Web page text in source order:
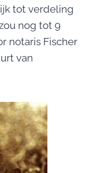
tot verdeling
nog tot 9
notaris Fischer
van